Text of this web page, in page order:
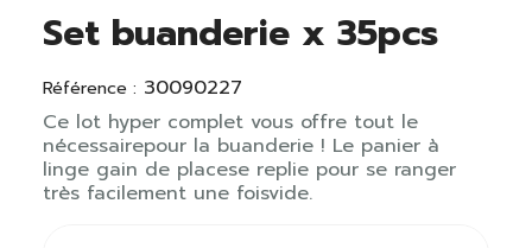
Set buanderie x 35pcs
Référence : 30090227
Ce lot hyper complet vous offre tout le
nécessairepour la buanderie ! Le panier à
linge gain de placese replie pour se ranger
très facilement une foisvide.